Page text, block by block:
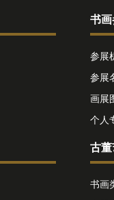
书
参展
参展
画展
个人
古
书画